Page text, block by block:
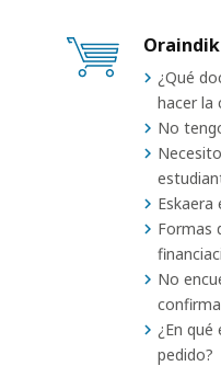
¿Qué
hacer la
No
Eskaera
Formas
No
¿En
pedido?